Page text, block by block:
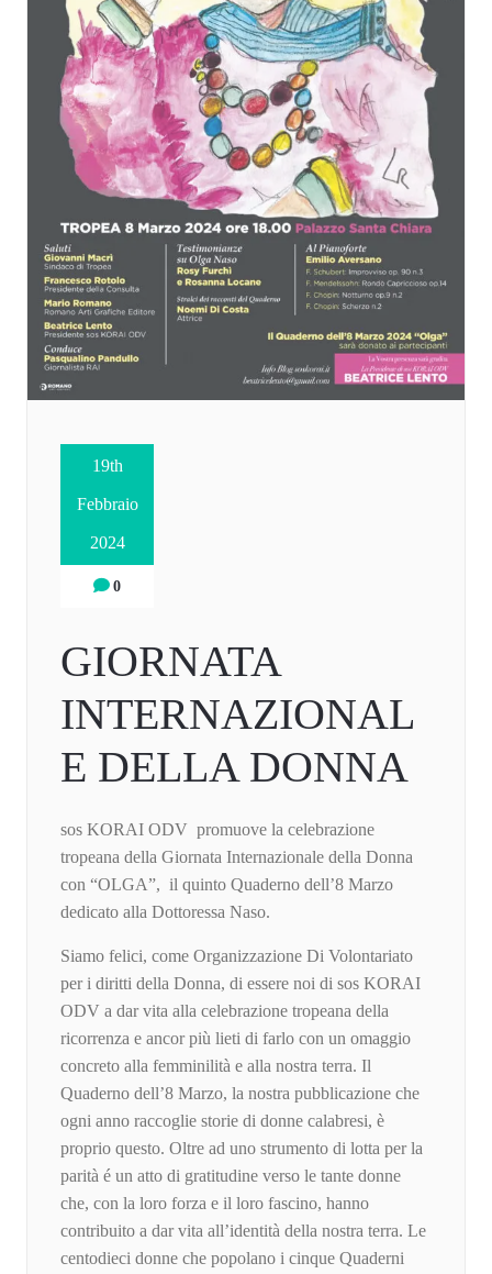
19th
Febbraio
2024
0
GIORNATA
INTERNAZIONAL
E DELLA DONNA
sos KORAI ODV promuove la celebrazione
tropeana della Giornata Internazionale della Donna
con “OLGA”, il quinto Quaderno dell’8 Marzo
dedicato alla Dottoressa Naso.
Siamo felici, come Organizzazione Di Volontariato
per i diritti della Donna, di essere noi di sos KORAI
ODV a dar vita alla celebrazione tropeana della
ricorrenza e ancor più lieti di farlo con un omaggio
concreto alla femminilità e alla nostra terra. Il
Quaderno dell’8 Marzo, la nostra pubblicazione che
ogni anno raccoglie storie di donne calabresi, è
proprio questo. Oltre ad uno strumento di lotta per la
parità é un atto di gratitudine verso le tante donne
che, con la loro forza e il loro fascino, hanno
contribuito a dar vita all’identità della nostra terra. Le
centodieci donne che popolano i cinque Quaderni